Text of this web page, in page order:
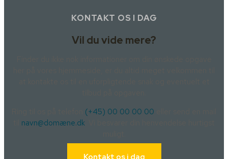
KONTAKT OS I DAG
Vil du vide mere?
(+45) 00 00 00 00
navn@domæne.dk